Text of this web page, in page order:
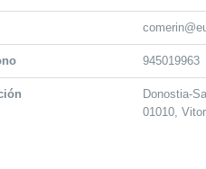
945019963
Donostia-
01010,